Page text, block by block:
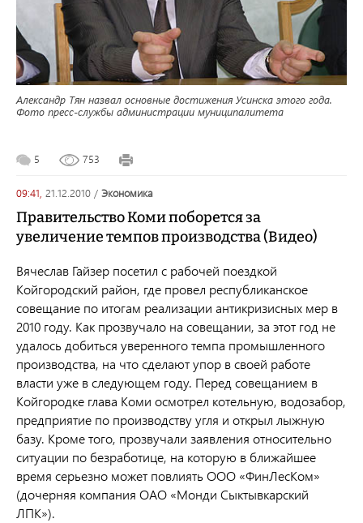
Александр Тян назвал основные достижения Усинска этого года.
Фото пресс-службы администрации муниципалитета
5 753
09:41, 21.12.2010 / экономика
Правительство Коми поборется за
увеличение темпов производства (Видео)
Вячеслав Гайзер посетил с рабочей поездкой
Койгородский район, где провел республиканское
совещание по итогам реализации антикризисных мер в
2010 году. Как прозвучало на совещании, за этот год не
удалось добиться уверенного темпа промышленного
производства, на что сделают упор в своей работе
власти уже в следующем году. Перед совещанием в
Койгородке глава Коми осмотрел котельную, водозабор,
предприятие по производству угля и открыл лыжную
базу. Кроме того, прозвучали заявления относительно
ситуации по безработице, на которую в ближайшее
время серьезно может повлиять ООО «ФинЛесКом»
(дочерняя компания ОАО «Монди Сыктывкарский
ЛПК»).